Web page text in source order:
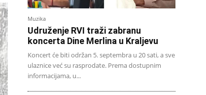
Muzika
Udruženje RVI traži zabranu
koncerta Dine Merlina u Kraljevu
Koncert će biti održan 5. septembra u 20 sati, a sve
ulaznice već su rasprodate. Prema dostupnim
informacijama, u...